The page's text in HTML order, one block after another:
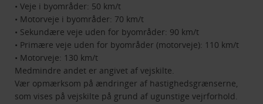
• Veje i byområder: 50 km/t
• Motorveje i byområder: 70 km/t
• Sekundære veje uden for byområder: 90 km/t
• Primære veje uden for byområder (motorveje): 110 km/t
• Motorveje: 130 km/t
Medmindre andet er angivet af vejskilte.
Vær opmærksom på ændringer af hastighedsgrænserne,
som vises på vejskilte på grund af ugunstige vejrforhold.